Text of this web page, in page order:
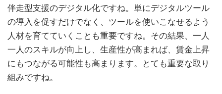
伴走型支援のデジタル化ですね。単にデジタルツール
の導入を促すだけでなく、ツールを使いこなせるよう
人材を育てていくことも重要ですね。その結果、一人
一人のスキルが向上し、生産性が高まれば、賃金上昇
にもつながる可能性も高まります。とても重要な取り
組みですね。